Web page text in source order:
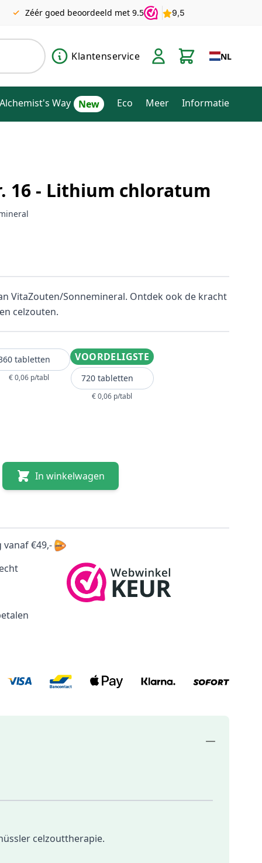
Zéér goed beoordeeld met 9.5
Klantenservice NL
Way Eco Meer Informatie
16 - Lithium chloratum
VitaZouten/Sonnemineral. Ontdek ook de kracht
celzouten.
tabletten
€ 0,06 p/tabl
VOORDELIGSTE
720 tabletten
€ 0,06 p/tabl
In winkelwagen
€49,-
celzouttherapie.